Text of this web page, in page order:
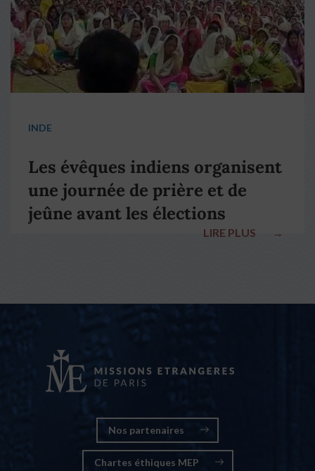
INDE
Les évêques indiens organisent
une journée de prière et de
jeûne avant les élections
LIRE PLUS →
Nos partenaires
Chartes éthiques MEP